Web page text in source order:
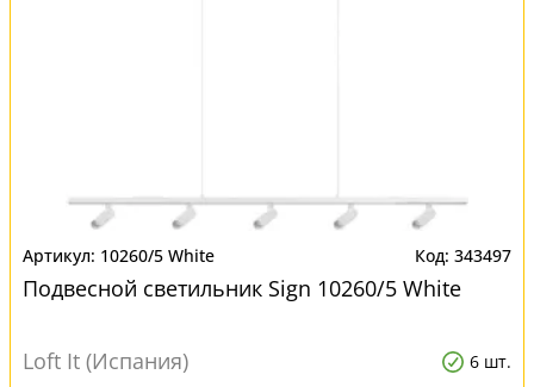
10260/5 White 343497
Подвесной светильник Sign 10260/5 White
Loft It (Испания) 6 шт.